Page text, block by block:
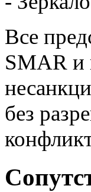
Все
SMAR и
без